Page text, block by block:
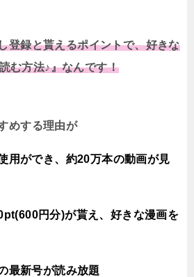
登録と貰えるポイントで、好きな
む方法♪』なんです！
めする理由が
用ができ、約20万本の動画が見
円分)が貰え、好きな漫画を
最新号が読み放題